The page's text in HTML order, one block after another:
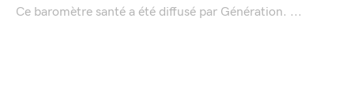
Ce baromètre santé a été diffusé par Génération. ...